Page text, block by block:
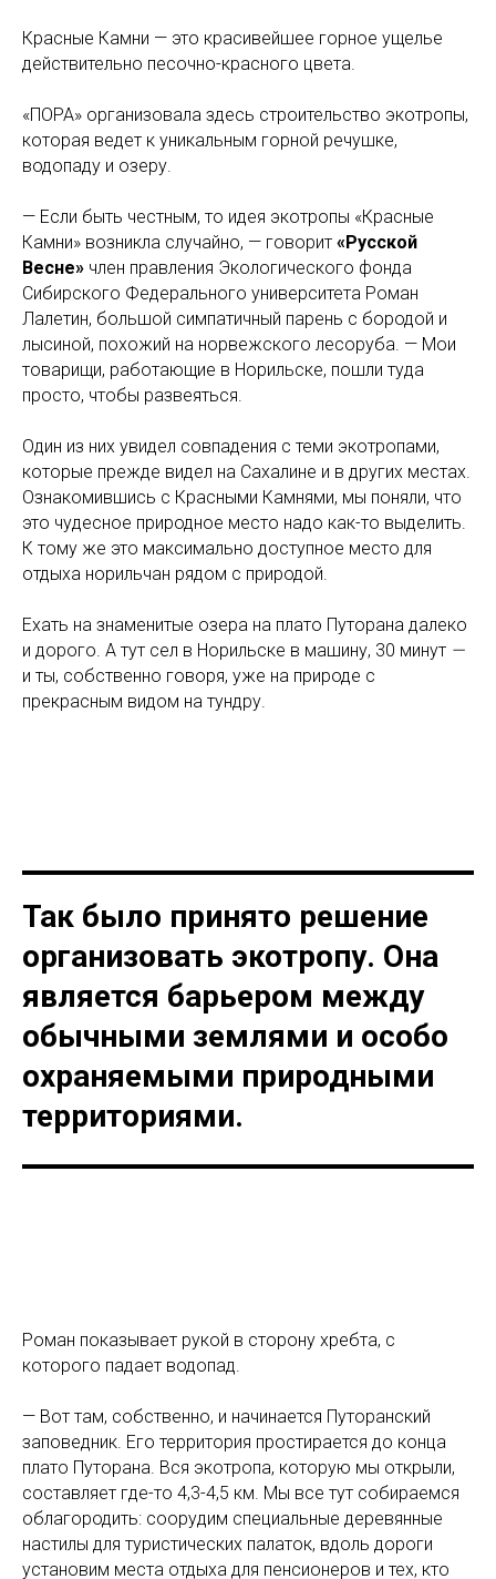
Красные Камни — это красивейшее горное ущелье
действительно песочно-красного цвета.
«ПОРА» организовала здесь строительство экотропы,
которая ведет к уникальным горной речушке,
водопаду и озеру.
— Если быть честным, то идея экотропы «Красные
Камни» возникла случайно, — говорит «Русской
Весне» член правления Экологического фонда
Сибирского Федерального университета Роман
Лалетин, большой симпатичный парень с бородой и
лысиной, похожий на норвежского лесоруба. — Мои
товарищи, работающие в Норильске, пошли туда
просто, чтобы развеяться.
Один из них увидел совпадения с теми экотропами,
которые прежде видел на Сахалине и в других местах.
Ознакомившись с Красными Камнями, мы поняли, что
это чудесное природное место надо как-то выделить.
К тому же это максимально доступное место для
отдыха норильчан рядом с природой.
Ехать на знаменитые озера на плато Путорана далеко
и дорого. А тут сел в Норильске в машину, 30 минут —
и ты, собственно говоря, уже на природе с
прекрасным видом на тундру.
Так было принято решение
организовать экотропу. Она
является барьером между
обычными землями и особо
охраняемыми природными
территориями.
Роман показывает рукой в сторону хребта, с
которого падает водопад.
— Вот там, собственно, и начинается Путоранский
заповедник. Его территория простирается до конца
плато Путорана. Вся экотропа, которую мы открыли,
составляет где-то 4,3-4,5 км. Мы все тут собираемся
облагородить: соорудим специальные деревянные
настилы для туристических палаток, вдоль дороги
установим места отдыха для пенсионеров и тех, кто